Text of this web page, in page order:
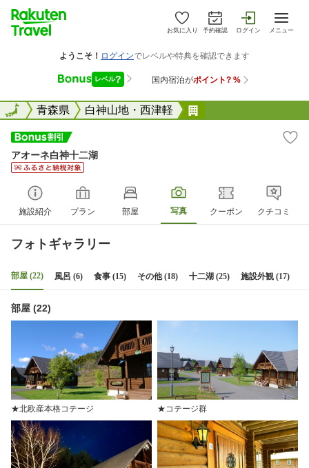
お気に入り 予約確認 ログイン メニュー
全国青森県 白神山地・西津軽
全国
アオーネ白神十二湖
施設紹介 プラン 部屋 写真 クーポン クチコミ
フォトギャラリー
部屋 (22) 風呂 (6) 食事 (15) その他 (18) 十二湖 (25) 施設外観 (17)
部屋 (22)
★北欧産本格コテージ ★コテージ群